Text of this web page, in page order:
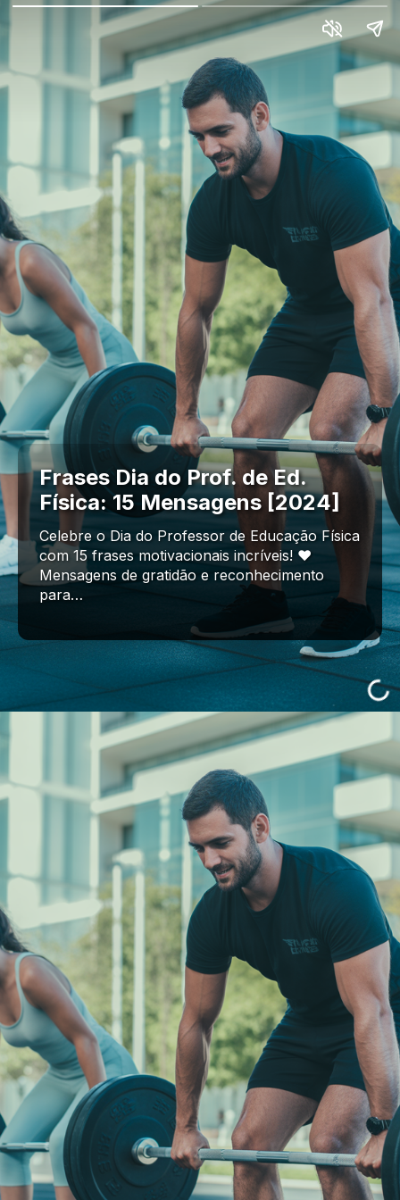
Frases Dia do Prof. de Ed.
Física: 15 Mensagens [2024]
Celebre o Dia do Professor de Educação Física
com 15 frases motivacionais incríveis! ❤️
Mensagens de gratidão e reconhecimento
para…